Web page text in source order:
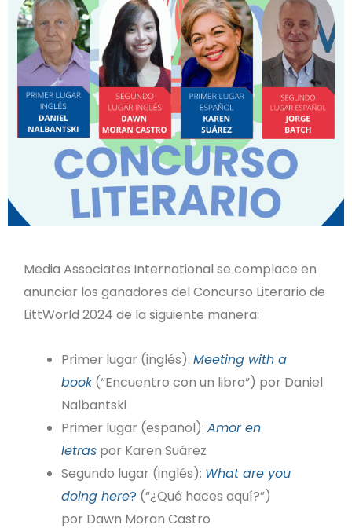
Media Associates International se complace en
anunciar los ganadores del Concurso Literario de
LittWorld 2024 de la siguiente manera:
Primer lugar (inglés): Meeting with a
book(“Encuentro con un libro”) por Daniel
Nalbantski
Primer lugar (español): Amor en
letras por Karen Suárez
Segundo lugar (inglés): What are you
doing here? (“¿Qué haces aquí?”)
por Dawn Moran Castro